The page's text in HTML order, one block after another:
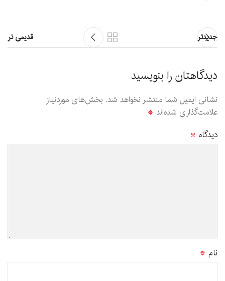
جدیدتر قدیمی تر
دیدگاهتان را بنویسید
نشانی ایمیل شما منتشر نخواهد شد. بخش‌های موردنیاز
علامت‌گذاری شده‌اند *
دیدگاه *
نام *